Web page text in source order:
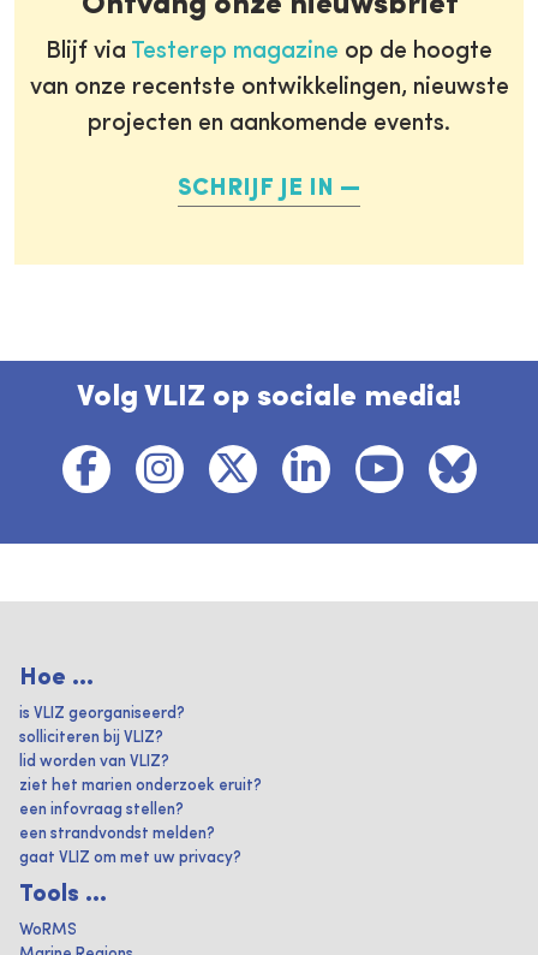
Blijf via Testerep magazine op de hoogte
van onze recentste ontwikkelingen, nieuwste
projecten en aankomende events.
SCHRIJF JE IN
Volg VLIZ op sociale media!
Hoe ...
is VLIZ georganiseerd?
solliciteren bij VLIZ?
lid worden van VLIZ?
ziet het marien onderzoek eruit?
een infovraag stellen?
een strandvondst melden?
gaat VLIZ om met uw privacy?
Tools ...
WoRMS